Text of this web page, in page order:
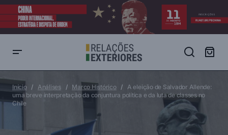
conjuntura política e da luta de classes no Chile
Início Análises Marco Histórico
A eleição de Salvador Allende:
uma breve interpretação da conjuntura política e da luta de classes no
Chile